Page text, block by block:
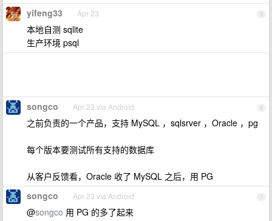
5
yifeng33 Apr 23
本地自测 sqlite
生产环境 psql
6
songco Apr 23 via Android
之前负责的一个产品，支持 MySQL ，sqlsrver ，Oracle ，pg
每个版本要测试所有支持的数据库
从客户反馈看，Oracle 收了 MySQL 之后，用 PG
7
songco Apr 23 via Android
@songco 用 PG 的多了起来